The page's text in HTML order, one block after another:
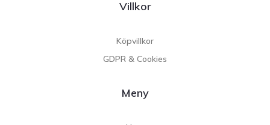
Villkor
Köpvillkor
GDPR & Cookies
Meny